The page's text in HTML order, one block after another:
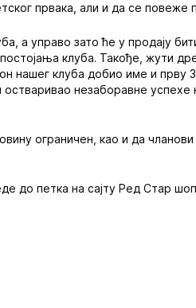
првака, али и да се
а управо зато ће у продају
клуба. Такође, жути
нашег клуба добио име и прву
остваривао незаборавне
ограничен, као и да чланови
до петка на сајту Ред Стар